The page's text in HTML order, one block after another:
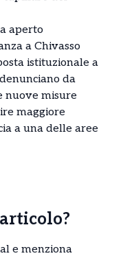
aperto
a Chivasso
istituzionale a
da
nuove misure
maggiore
a una delle aree
e menziona